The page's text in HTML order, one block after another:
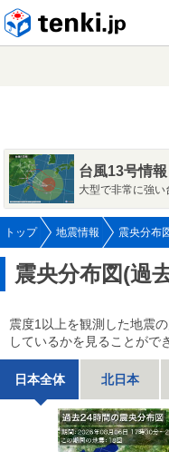
台風13号情報
大型で非常に強
トップ 地震情報 震央分布
震央分布図(過
震度1以上を観測した地震
しているかを見ることがで
日本全体 北日本